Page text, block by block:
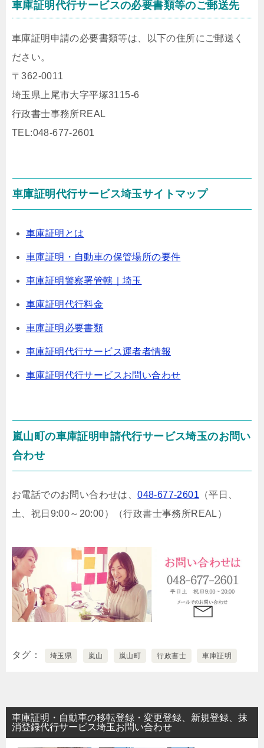
車庫証明代行サービスの必要書類等のご郵送先
車庫証明申請の必要書類等は、以下の住所にご郵送く
ださい。
〒362-0011
埼玉県上尾市大字平塚3115-6
行政書士事務所REAL
TEL:048-677-2601
車庫証明代行サービス埼玉サイトマップ
車庫証明とは
車庫証明・自動車の保管場所の要件
車庫証明警察署管轄｜埼玉
車庫証明代行料金
車庫証明必要書類
車庫証明代行サービス運者者情報
車庫証明代行サービスお問い合わせ
嵐山町の車庫証明申請代行サービス埼玉のお問い
合わせ
お電話でのお問い合わせは、048-677-2601 （平日、
土、祝日9:00～20:00）
（行政書士事務所REAL）
タグ 埼玉県 嵐山 嵐山町 行政書士 車庫証明
車庫証明・自動車の移転登録・変更登録、新規登録、抹
消登録代行サービス埼玉お問い合わせ